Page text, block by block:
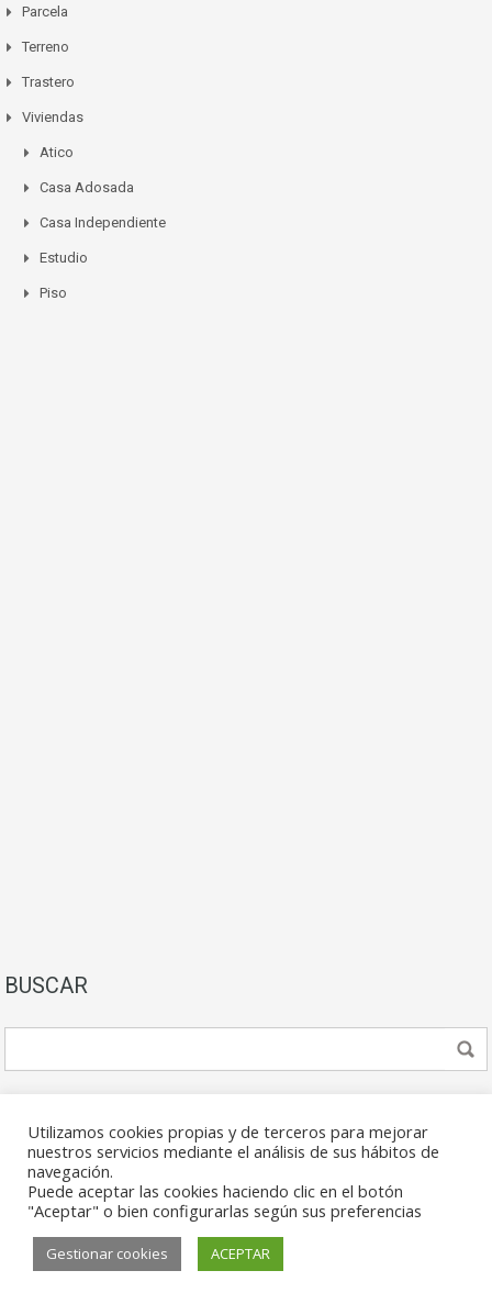
Parcela
Terreno
Trastero
Viviendas
Atico
Casa Adosada
Casa Independiente
Estudio
Piso
BUSCAR
© 2026. Todos los derechos reservados.
Utilizamos cookies propias y de terceros para mejorar
nuestros servicios mediante el análisis de sus hábitos de
navegación.
Puede aceptar las cookies haciendo clic en el botón
"Aceptar" o bien configurarlas según sus preferencias
Gestionar cookies ACEPTAR